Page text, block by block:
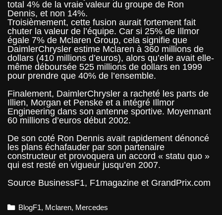
total 4% de la vraie valeur du groupe de Ron
Dennis, et non 14%.
Troisièmement, cette fusion aurait fortement fait
chuter la valeur de l’équipe. Car si 25% de Illmor
égale 7% de Mclaren Group, cela signifie que
DaimlerChrysler estime Mclaren à 360 millions de
dollars (410 millions d’euros), alors qu’elle avait elle-
même déboursée 525 millions de dollars en 1999
pour prendre que 40% de l’ensemble.
Finalement, DaimlerChrysler a racheté les parts de
Illien, Morgan et Penske et a intégré Illmor
Engineering dans son antenne sportive. Moyennant
60 millions d’euros début 2002.
De son coté Ron Dennis avait rapidement dénoncé
les plans échafauder par son partenaire
constructeur et provoquera un accord « statu quo »
qui est resté en vigueur jusqu’en 2007.
Source BusinessF1, F1magazine et GrandPrix.com
Categories
BlogF1, Mclaren, Mercedes